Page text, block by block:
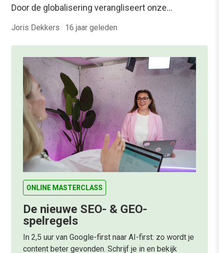
Door de globalisering verangliseert onze…
Joris Dekkers · 16 jaar geleden
ONLINE MASTERCLASS
De nieuwe SEO- & GEO-
spelregels
In 2,5 uur van Google-first naar AI-first: zo wordt je
content beter gevonden. Schrijf je in en bekijk